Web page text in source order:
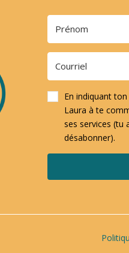
En indiquant
Laura à te
ses services (tu
désabonner).